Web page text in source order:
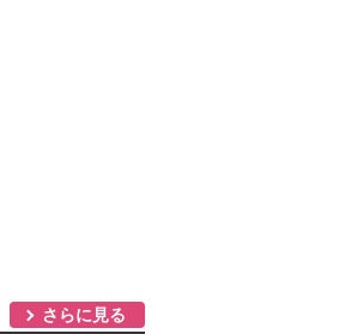
さらに見る